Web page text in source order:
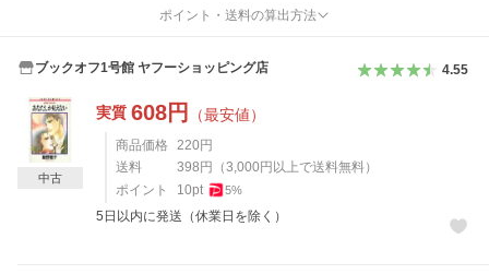
ポイント・送料の算出方法
ブックオフ1号館 ヤフーショッピング店 4.55
実質 608円 （最安値）
商品価格 220 円
送料
398 円 （3,000 円以上で送料無料）
ポイント
10pt 5%
5日以内に発送（休業日を除く）
中古